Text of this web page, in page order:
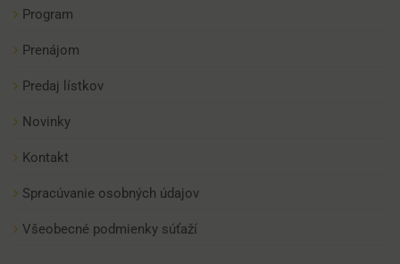
Program
Prenájom
Predaj lístkov
Novinky
Kontakt
Spracúvanie osobných údajov
Všeobecné podmienky súťaží